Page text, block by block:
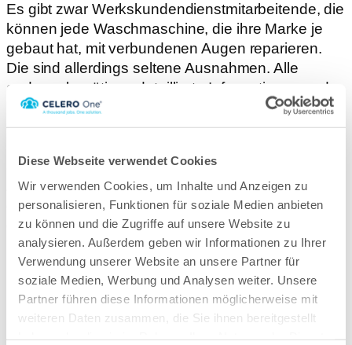
Diese Webseite verwendet Cookies
Wir verwenden Cookies, um Inhalte und Anzeigen zu
personalisieren, Funktionen für soziale Medien anbieten
zu können und die Zugriffe auf unsere Website zu
analysieren. Außerdem geben wir Informationen zu Ihrer
Verwendung unserer Website an unsere Partner für
soziale Medien, Werbung und Analysen weiter. Unsere
Partner führen diese Informationen möglicherweise mit
weiteren Daten zusammen, die Sie ihnen bereitgestellt
Es gibt zwar Werkskundendienstmitarbeitende, die
können jede Waschmaschine, die ihre Marke je
gebaut hat, mit verbundenen Augen reparieren.
Die sind allerdings seltene Ausnahmen. Alle
anderen benötigen detaillierte Informationen und
passende Anleitungen. Und die sind
erfahrungsgemäß so umfangreich, dass sie auf
abgesehen von den Druckkosten. Der Schlüssel
zu effizientem Arbeiten ist damit, Frontline Workern
die Informationen digital zur Verfügung zu stellen,
die diese benötigen – und gleichzeitig die
Möglichkeit zu haben, zusätzlich Informationen
nachzuliefern und Support bieten zu können. Das
Mittel der Wahl dafür ist die Kombination aus einer
leistungsstarken Workforce-Management-Software
und dem Smartphone. Denn das ist klein, robust